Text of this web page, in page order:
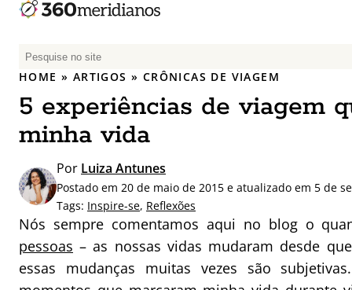
P
e
q
u
i
a
r
p
o
r
:
HOME » ARTIGOS » CRÔNICAS DE VIAGEM
5 experiências de viagem
minha vida
Por Luiza Antunes
Postado em 20 de maio de 2015 e atualizado em 5 de
Tags: Inspire-se, Reflexões
Nós sempre comentamos aqui no blog o
pessoas – as nossas vidas mudaram desde
essas mudanças muitas vezes são